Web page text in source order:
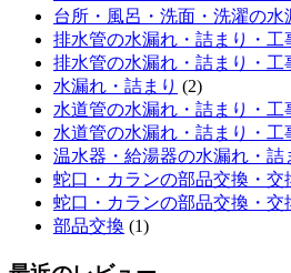
台所・風呂・洗面・洗濯の水
排水管の水漏れ・詰まり・工
排水管の水漏れ・詰まり・工
水漏れ・詰まり (2)
水道管の水漏れ・詰まり・工
水道管の水漏れ・詰まり・工
温水器・給湯器の水漏れ・詰
蛇口・カランの部品交換・交
蛇口・カランの部品交換・交
部品交換 (1)